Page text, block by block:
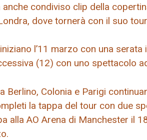
anche condiviso clip della
dove tornerà con il suo
l’11 marzo con una
(12) con uno spettacolo
Berlino, Colonia e Parigi
la tappa del tour con due
alla AO Arena di Manchester il